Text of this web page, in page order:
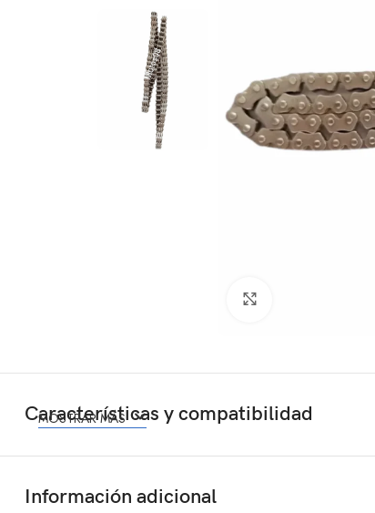
Características y compatibilidad
MOSTRAR MÁS
Información adicional